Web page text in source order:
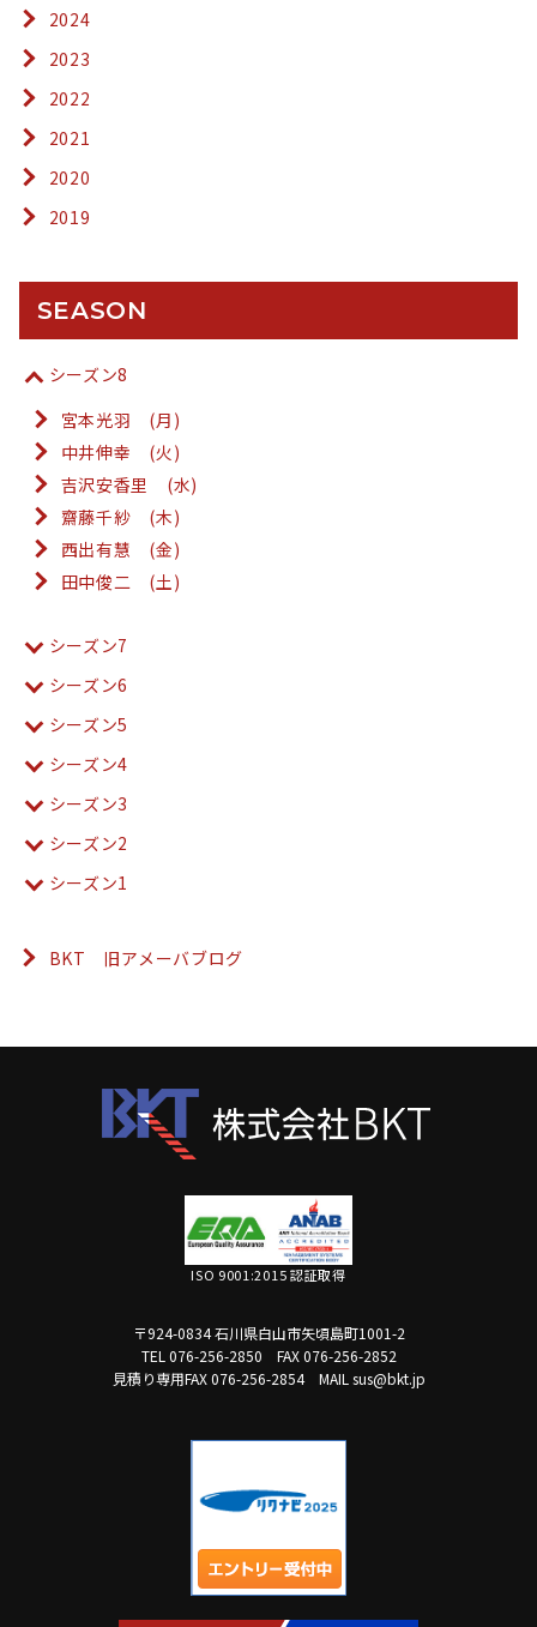
2024
2023
2022
2021
2020
2019
SEASON
シーズン8
宮本光羽 (月)
中井伸幸 (火)
吉沢安香里 (水)
齋藤千紗 (木)
西出有慧 (金)
田中俊二 (土)
シーズン7
シーズン6
シーズン5
シーズン4
シーズン3
シーズン2
シーズン1
BKT 旧アメーバブログ
ISO 9001:2015 認証取得
〒924-0834 石川県白山市矢頃島町1001-2
TEL 076-256-2850
FAX 076-256-2852
見積り専用FAX 076-256-2854
MAIL sus@bkt.jp